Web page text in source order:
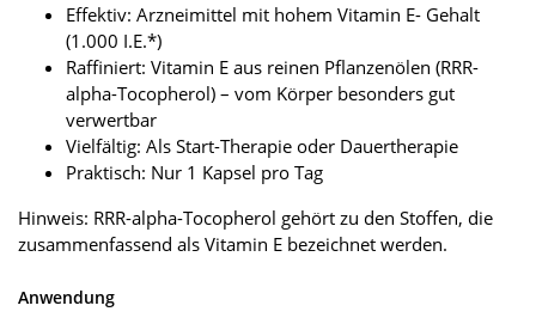
Effektiv: Arzneimittel mit hohem Vitamin E- Gehalt
(1.000 I.E.*)
Raffiniert: Vitamin E aus reinen Pflanzenölen (RRR-
alpha-Tocopherol) – vom Körper besonders gut
verwertbar
Vielfältig: Als Start-Therapie oder Dauertherapie
Praktisch: Nur 1 Kapsel pro Tag
Hinweis: RRR-alpha-Tocopherol gehört zu den Stoffen, die
zusammenfassend als Vitamin E bezeichnet werden.
Anwendung